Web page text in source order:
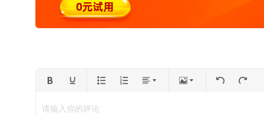
请输入你的评论